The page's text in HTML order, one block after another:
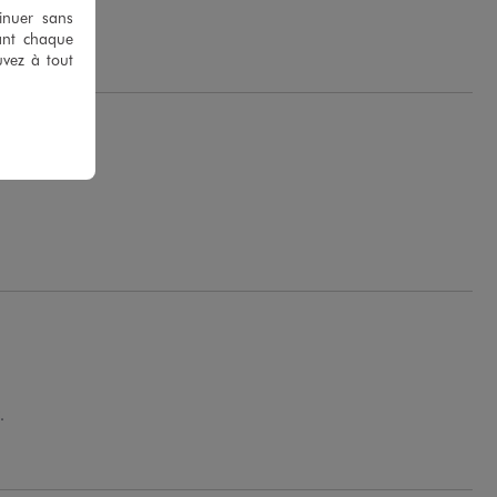
sans
chaque
à tout